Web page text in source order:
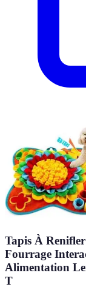
Tapis À
Fourrage
Alimentation
T